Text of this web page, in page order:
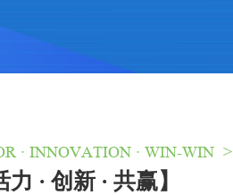
· INNOVATION · WIN-WIN >
力 · 创新 · 共赢】